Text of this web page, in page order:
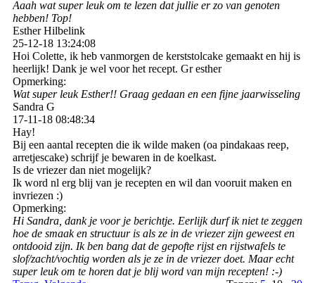
Aaah wat super leuk om te lezen dat jullie er zo van genoten
hebben! Top!
Esther Hilbelink
25-12-18 13:24:08
Hoi Colette, ik heb vanmorgen de kerststolcake gemaakt en hij is
heerlijk! Dank je wel voor het recept. Gr esther
Opmerking:
Wat super leuk Esther!! Graag gedaan en een fijne jaarwisseling
Sandra G
17-11-18 08:48:34
Hay!
Bij een aantal recepten die ik wilde maken (oa pindakaas reep,
arretjescake) schrijf je bewaren in de koelkast.
Is de vriezer dan niet mogelijk?
Ik word nl erg blij van je recepten en wil dan vooruit maken en
invriezen :)
Opmerking:
Hi Sandra, dank je voor je berichtje. Eerlijk durf ik niet te zeggen
hoe de smaak en structuur is als ze in de vriezer zijn geweest en
ontdooid zijn. Ik ben bang dat de gepofte rijst en rijstwafels te
slof/zacht/vochtig worden als je ze in de vriezer doet. Maar echt
super leuk om te horen dat je blij word van mijn recepten! :-)